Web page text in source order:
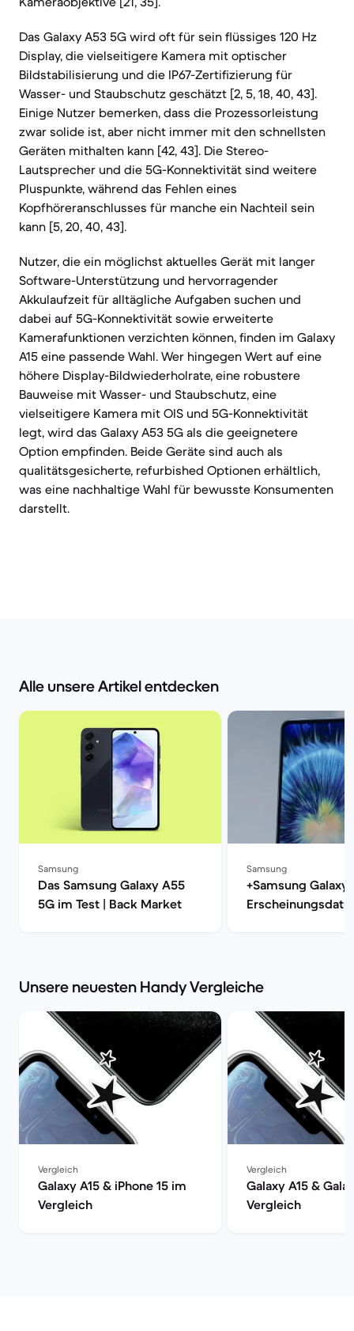
Das Galaxy A53 5G wird oft für sein flüssiges 120 Hz
Display, die vielseitigere Kamera mit optischer
Bildstabilisierung und die IP67-Zertifizierung für
Wasser- und Staubschutz geschätzt [2, 5, 18, 40, 43].
Einige Nutzer bemerken, dass die Prozessorleistung
zwar solide ist, aber nicht immer mit den schnellsten
Geräten mithalten kann [42, 43]. Die Stereo-
Lautsprecher und die 5G-Konnektivität sind weitere
Pluspunkte, während das Fehlen eines
Kopfhöreranschlusses für manche ein Nachteil sein
kann [5, 20, 40, 43].
Nutzer, die ein möglichst aktuelles Gerät mit langer
Software-Unterstützung und hervorragender
Akkulaufzeit für alltägliche Aufgaben suchen und
dabei auf 5G-Konnektivität sowie erweiterte
Kamerafunktionen verzichten können, finden im Galaxy
A15 eine passende Wahl. Wer hingegen Wert auf eine
höhere Display-Bildwiederholrate, eine robustere
Bauweise mit Wasser- und Staubschutz, eine
vielseitigere Kamera mit OIS und 5G-Konnektivität
legt, wird das Galaxy A53 5G als die geeignetere
Option empfinden. Beide Geräte sind auch als
qualitätsgesicherte, refurbished Optionen erhältlich,
was eine nachhaltige Wahl für bewusste Konsumenten
darstellt.
Alle unsere Artikel entdecken
Samsung
Das Samsung Galaxy A55
5G im Test | Back Market
Samsung
+Samsung Galaxy
Unsere neuesten Handy Vergleiche
Vergleich
Galaxy A15 & iPhone 15 im
Vergleich
Vergleich
Galaxy A15 &
Vergleich